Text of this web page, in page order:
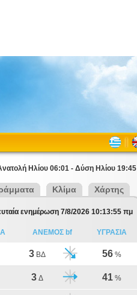
Ηλίου 06:01 - Δύση Ηλίου 19:45
Κλίμα Χάρτης
ενημέρωση 7/8/2026 10:13:55 πμ
ΑΝΕΜΟΣ bf ΥΓΡΑΣΙΑ
3 ΒΔ 56 %
3 Δ 41 %